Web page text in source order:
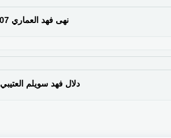
نهى فهد العماري 11807
دلال فهد سويلم العتيبي 11806